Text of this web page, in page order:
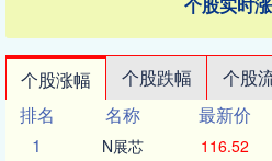
个股涨幅 个股跌幅 个股
排名
名称 最新价
1
N展芯 116.52